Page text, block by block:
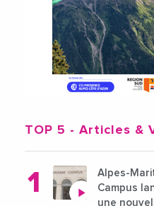
TOP 5 - Articles &
Alpes-
Campus
une